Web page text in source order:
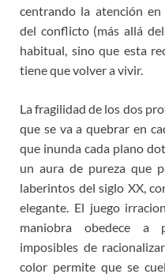
centrando la atención
del conflicto (más allá
habitual, sino que esta
tiene que volver a vivir.
La fragilidad de los dos
que se va a quebrar en
que inunda cada plano
un aura de pureza que
laberintos del siglo XX,
elegante. El juego
maniobra obedece a
imposibles de
color permite que se